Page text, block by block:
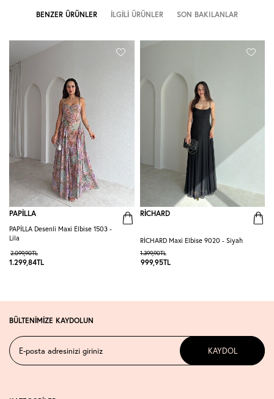
BENZER ÜRÜNLER İLGILI ÜRÜNLER SON BAKILANLAR
PAPİLLA
PAPİLLA Desenli Maxi Elbise 1503 -
Lila
2.099,90TL
1.299,84TL
RİCHARD
RİCHARD Maxi Elbise 9020 - Siyah
1.399,90TL
999,95TL
BÜLTENİMİZE KAYDOLUN
KAYDOL